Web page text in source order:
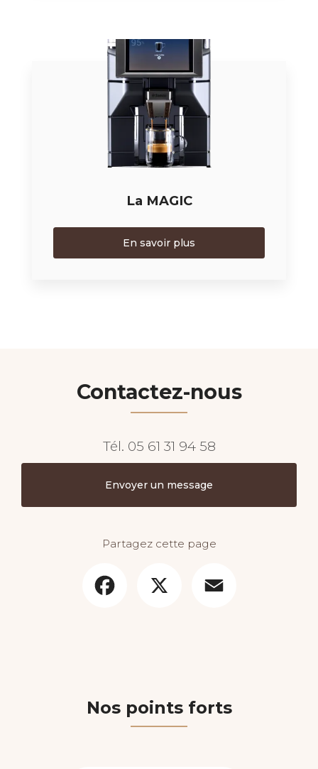
La MAGIC
En savoir plus
Contactez-nous
Tél. 05 61 31 94 58
Envoyer un message
Partagez cette page
Nos points forts